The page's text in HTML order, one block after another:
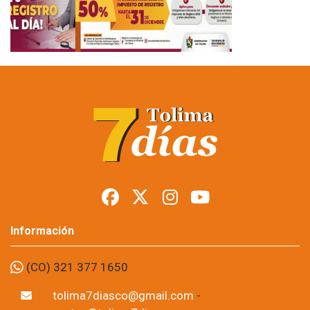
Información
(CO) 321 377 1650
tolima7diasco@gmail.com -